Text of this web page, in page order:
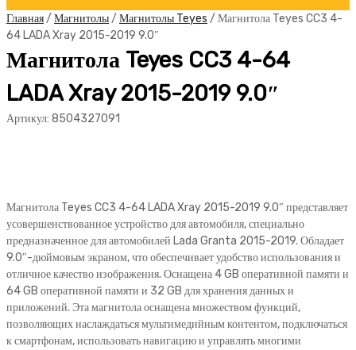
Главная/ Магнитолы/ Магнитолы Teyes / Магнитола Teyes CC3 4-
64 LADA Xray 2015-2019 9.0″
Магнитола Teyes CC3 4-64
LADA Xray 2015-2019 9.0″
Артикул: 8504327091
Магнитола Teyes CC3 4-64 LADA Xray 2015-2019 9.0″ представляет
усовершенствованное устройство для автомобиля, специально
предназначенное для автомобилей Lada Granta 2015-2019. Обладает
9.0″-дюймовым экраном, что обеспечивает удобство использования и
отличное качество изображения. Оснащена 4 GB оперативной памяти и
64 GB оперативной памяти и 32 GB для хранения данных и
приложений. Эта магнитола оснащена множеством функций,
позволяющих наслаждаться мультимедийным контентом, подключаться
к смартфонам, использовать навигацию и управлять многими